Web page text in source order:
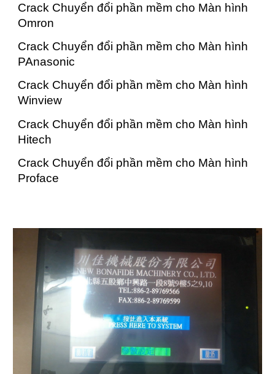
Crack Chuyển đổi phần mềm cho Màn hình
Omron
Crack Chuyển đổi phần mềm cho Màn hình
PAnasonic
Crack Chuyển đổi phần mềm cho Màn hình
Winview
Crack Chuyển đổi phần mềm cho Màn hình
Hitech
Crack Chuyển đổi phần mềm cho Màn hình
Proface